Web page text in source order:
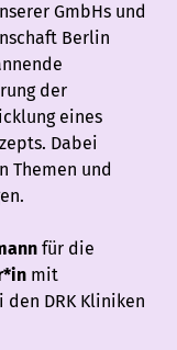
GmbHs und
Berlin
der
eines
Dabei
Themen und
für die
mit
DRK Kliniken